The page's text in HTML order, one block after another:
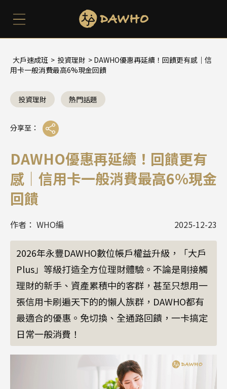
大戶速成班 > 投資理財 > DAWHO優惠再延續！回饋更有感｜信
用卡一般消費最高6%現金回饋
投資理財 熱門話題
分享至：
DAWHO優惠再延續！回饋更有
感｜信用卡一般消費最高6%現金
回饋
作者： WHO編 2025-12-23
2026年永豐DAWHO數位帳戶權益升級，「大戶
Plus」等級打造全方位理財體驗。不論是剛接觸
理財的新手、資產累積中的客群，甚至只想用一
張信用卡刷遍天下的的懶人族群，DAWHO都有
最適合的優惠。免切換、全通路回饋，一卡搞定
日常一般消費！